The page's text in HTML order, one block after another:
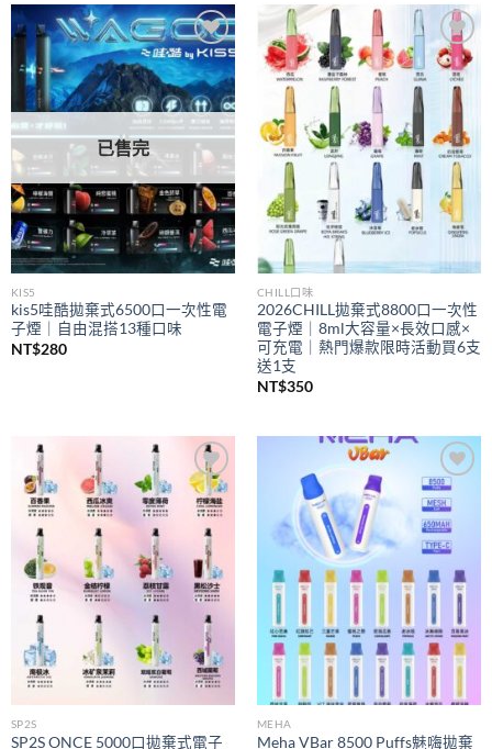
NT$300
到
NT$350
Add to
wishlist
已售完
KIS5
kis5哇酷拋棄式6500口一次性電
子煙｜自由混搭13種口味
NT$280
Add to
wishlist
CHILL口味
2026CHILL拋棄式8800口一次性
電子煙｜8ml大容量×長效口感×
可充電｜熱門爆款限時活動買6支
送1支
NT$350
Add to
wishlist
SP2S
SP2S ONCE 5000口拋棄式電子
Add to
wishlist
MEHA
Meha VBar 8500 Puffs魅嗨拋棄